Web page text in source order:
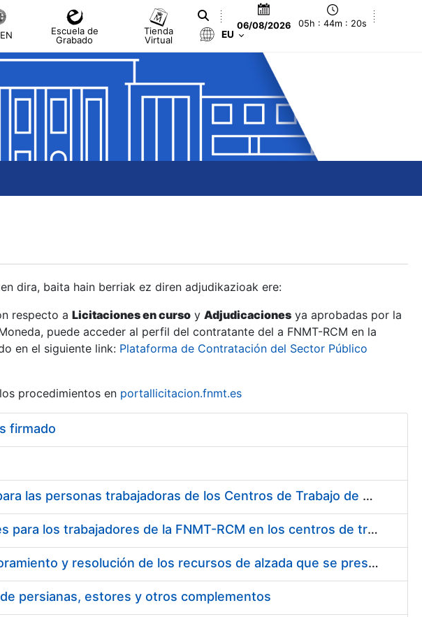
Escuela de
Grabado
Tienda
Virtual
06/08/2026 05h : 44m : 21s
EU
dira, baita hain berriak ez diren adjudikazioak ere:
respecto a Licitaciones en curso y Adjudicaciones ya aprobadas por la
puede acceder al perfil del contratante del a FNMT-RCM en la
en el siguiente link: Plataforma de Contratación del Sector Público
procedimientos en portallicitacion.fnmt.es
firmado
Suministro de Protectores Auditivos a medida para las personas trabajadoras de los Centros de Trabajo de Madrid y Burgos
Suministro de gafas graduadas antiproyecciones para los trabajadores de la FNMT-RCM en los centros de trabajo de Madrid y Burgos
Servicios de una empresa externa para el asesoramiento y resolución de los recursos de alzada que se presentan relacionados con procesos de selección para la FNMT-RCM
persianas, estores y otros complementos